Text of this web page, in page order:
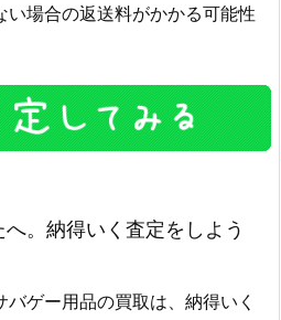
い場合の返送料がかかる可能性
。納得いく査定をしよう
ゲー用品の買取は、納得いく